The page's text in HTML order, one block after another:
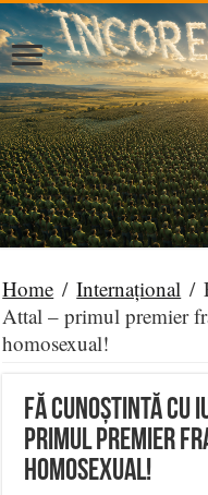
Home / Internațional /
Attal – primul premier
homosexual!
Fă cunoștintă cu
primul premier
homosexual!